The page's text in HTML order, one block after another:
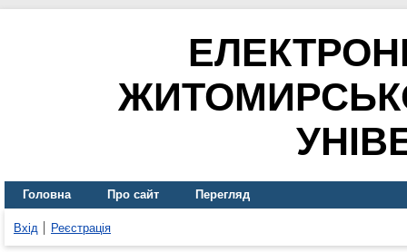
Головна Про сайт Перегляд
Вхід Реєстрація